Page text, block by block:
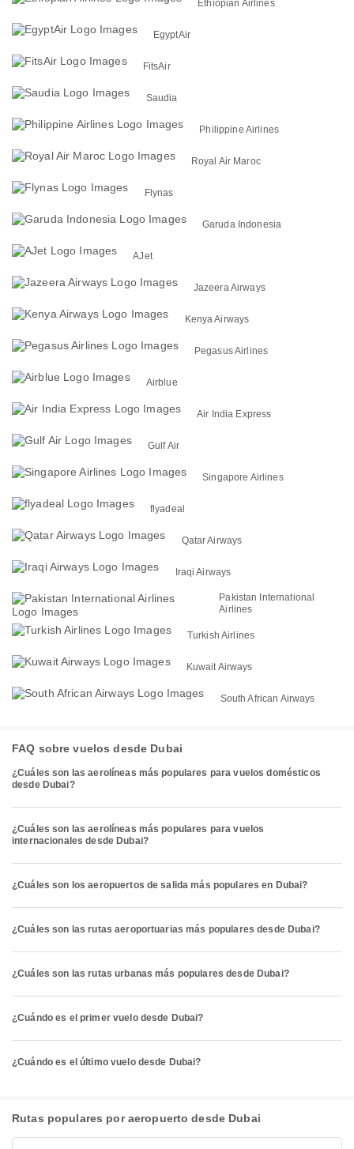
Ethiopian Airlines
EgyptAir
FitsAir
Saudia
Philippine Airlines
Royal Air Maroc
Flynas
Garuda Indonesia
AJet
Jazeera Airways
Kenya Airways
Pegasus Airlines
Airblue
Air India Express
Gulf Air
Singapore Airlines
flyadeal
Qatar Airways
Iraqi Airways
Pakistan International
Airlines
Turkish Airlines
Kuwait Airways
South African Airways
FAQ sobre vuelos desde Dubai
¿Cuáles son las aerolíneas más populares para vuelos domésticos
desde Dubai?
¿Cuáles son las aerolíneas más populares para vuelos
internacionales desde Dubai?
¿Cuáles son los aeropuertos de salida más populares en Dubai?
¿Cuáles son las rutas aeroportuarias más populares desde Dubai?
¿Cuáles son las rutas urbanas más populares desde Dubai?
¿Cuándo es el primer vuelo desde Dubai?
¿Cuándo es el último vuelo desde Dubai?
Rutas populares por aeropuerto desde Dubai